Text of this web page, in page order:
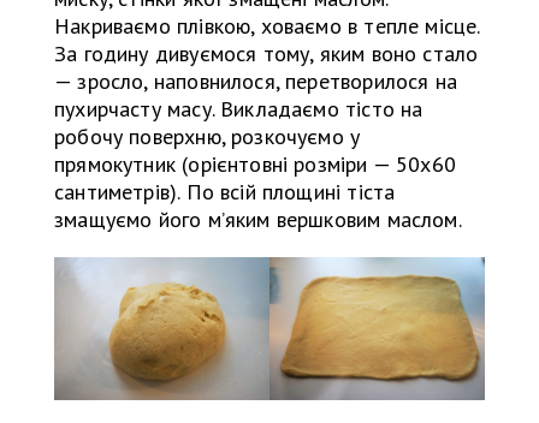
Накриваємо плівкою, ховаємо в тепле місце.
За годину дивуємося тому, яким воно стало
— зросло, наповнилося, перетворилося на
пухирчасту масу. Викладаємо тісто на
робочу поверхню, розкочуємо у
прямокутник (орієнтовні розміри — 50х60
сантиметрів). По всій площині тіста
змащуємо його м’яким вершковим маслом.